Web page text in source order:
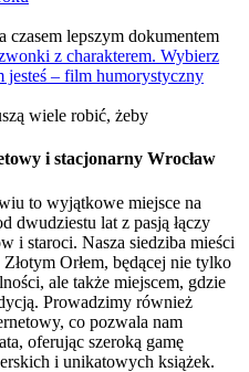
lepszym dokumentem
z charakterem. Wybierz
– film humorystyczny
wiele robić, żeby
i stacjonarny Wrocław
to wyjątkowe miejsce na
dwudziestu lat z pasją łączy
i staroci. Nasza siedziba mieści
Orłem, będącej nie tylko
ale także miejscem, gdzie
Prowadzimy również
co pozwala nam
oferując szeroką gamę
i unikatowych książek.